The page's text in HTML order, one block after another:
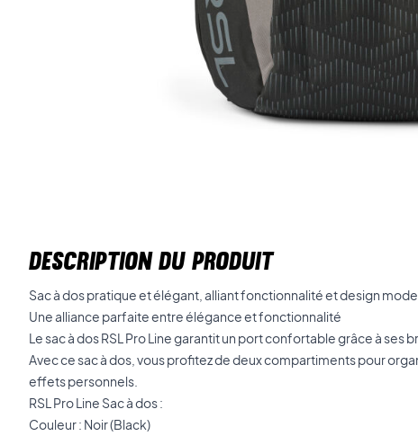
DESCRIPTION DU PRODUIT
Sac à dos pratique et élégant, alliant fonctionnalité et design
Une alliance parfaite entre élégance et fonctionnalité
Le sac à dos RSL Pro Line garantit un port confortable grâce à ses
Avec ce sac à dos, vous profitez de deux compartiments pour
effets personnels.
RSL Pro Line Sac à dos :
Couleur : Noir (Black)